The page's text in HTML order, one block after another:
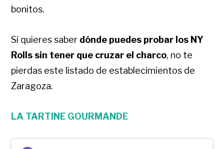
bonitos.
Si quieres saber dónde puedes probar los NY
Rolls sin tener que cruzar el charco, no te
pierdas este listado de establecimientos de
Zaragoza.
LA TARTINE GOURMANDE